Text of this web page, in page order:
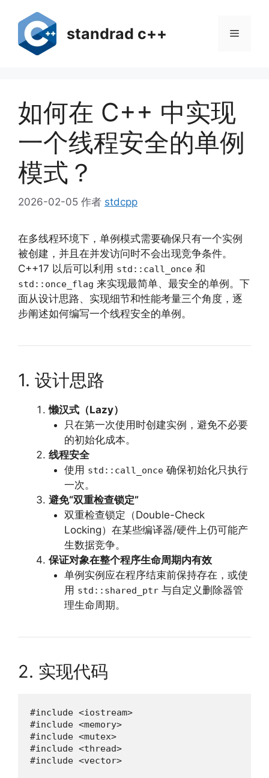
standrad c++ 菜
如何在 C++ 中实现
一个线程安全的单例
模式？
2026-02-05 作者 stdcpp
在多线程环境下，单例模式需要确保只有一个实例
被创建，并且在并发访问时不会出现竞争条件。
C++17 以后可以利用 std::call_once 和
std::once_flag 来实现最简单、最安全的单例。下
面从设计思路、实现细节和性能考量三个角度，逐
步阐述如何编写一个线程安全的单例。
1. 设计思路
懒汉式（Lazy）
只在第一次使用时创建实例，避免不必要
的初始化成本。
线程安全
使用 std::call_once确保初始化只执行
一次。
避免“双重检查锁定”
双重检查锁定（Double-Check
Locking）在某些编译器/硬件上仍可能产
生数据竞争。
保证对象在整个程序生命周期内有效
单例实例应在程序结束前保持存在，或使
用 std::shared_ptr与自定义删除器管
理生命周期。
2. 实现代码
#include <iostream>
#include <memory>
#include <mutex>
#include <thread>
#include <vector>